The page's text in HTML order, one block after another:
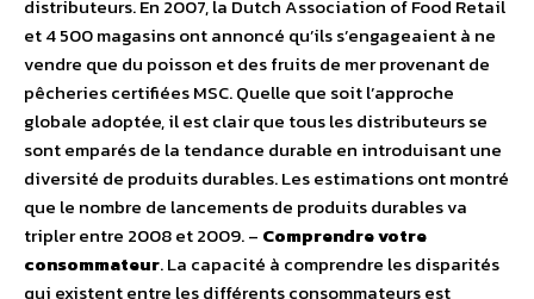
distributeurs. En 2007, la Dutch Association of Food Retail
et 4 500 magasins ont annoncé qu’ils s’engageaient à ne
vendre que du poisson et des fruits de mer provenant de
pêcheries certifiées MSC. Quelle que soit l’approche
globale adoptée, il est clair que tous les distributeurs se
sont emparés de la tendance durable en introduisant une
diversité de produits durables. Les estimations ont montré
que le nombre de lancements de produits durables va
tripler entre 2008 et 2009. – Comprendre votre
consommateur. La capacité à comprendre les disparités
qui existent entre les différents consommateurs est